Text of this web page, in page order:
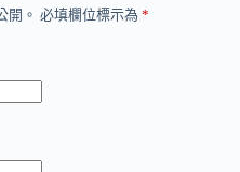
開。 必填欄位標示為 *